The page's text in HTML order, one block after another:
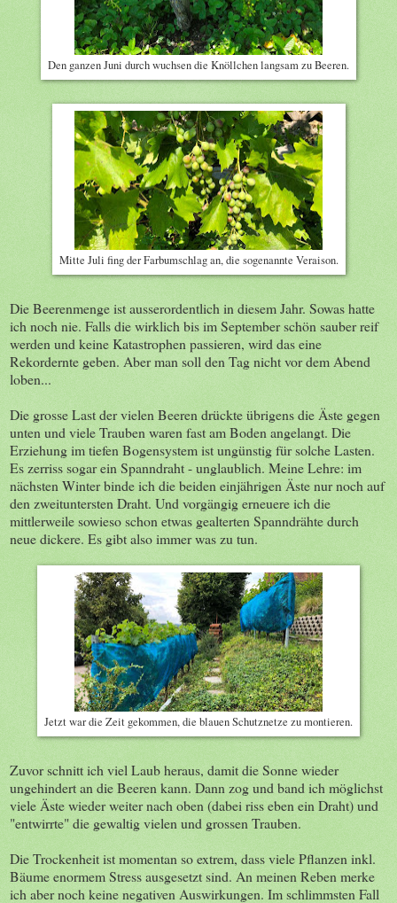
Den ganzen Juni durch wuchsen die Knöllchen langsam zu Beeren.
Mitte Juli fing der Farbumschlag an, die sogenannte Veraison.
Die Beerenmenge ist ausserordentlich in diesem Jahr. Sowas hatte
ich noch nie. Falls die wirklich bis im September schön sauber reif
werden und keine Katastrophen passieren, wird das eine
Rekordernte geben. Aber man soll den Tag nicht vor dem Abend
loben...
Die grosse Last der vielen Beeren drückte übrigens die Äste gegen
unten und viele Trauben waren fast am Boden angelangt. Die
Erziehung im tiefen Bogensystem ist ungünstig für solche Lasten.
Es zerriss sogar ein Spanndraht - unglaublich. Meine Lehre: im
nächsten Winter binde ich die beiden einjährigen Äste nur noch auf
den zweituntersten Draht. Und vorgängig erneuere ich die
mittlerweile sowieso schon etwas gealterten Spanndrähte durch
neue dickere. Es gibt also immer was zu tun.
Jetzt war die Zeit gekommen, die blauen Schutznetze zu montieren.
Zuvor schnitt ich viel Laub heraus, damit die Sonne wieder
ungehindert an die Beeren kann. Dann zog und band ich möglichst
viele Äste wieder weiter nach oben (dabei riss eben ein Draht) und
"entwirrte" die gewaltig vielen und grossen Trauben.
Die Trockenheit ist momentan so extrem, dass viele Pflanzen inkl.
Bäume enormem Stress ausgesetzt sind. An meinen Reben merke
ich aber noch keine negativen Auswirkungen. Im schlimmsten Fall